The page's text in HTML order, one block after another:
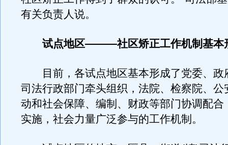
有关负责人说。
试点地区———社区矫正工作机制基本
目前，各试点地区基本形成了党委、政
司法行政部门牵头组织，法院、检察院、公
动和社会保障、编制、财政等部门协调配合
实施，社会力量广泛参与的工作机制。